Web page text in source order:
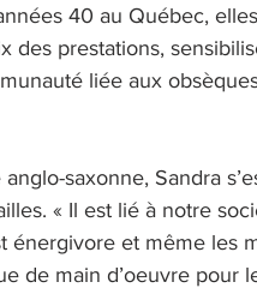
40 au Québec,
des prestations,
liée aux
saxonne, Sandra
« Il est lié à notre
énergivore et même les
de main d’oeuvre